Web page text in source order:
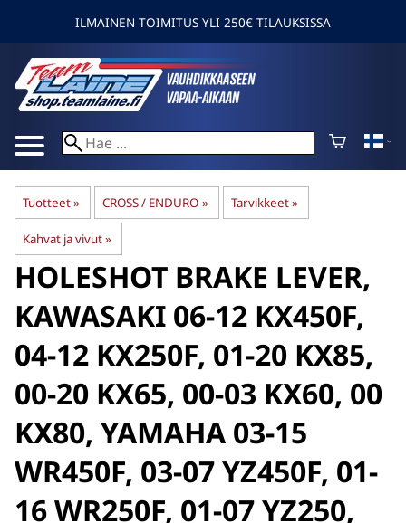
ILMAINEN TOIMITUS YLI 250€ TILAUKSISSA
Tuotteet‪» CROSS / ENDURO ‪» Tarvikkeet‪»
Kahvat ja vivut‪»
HOLESHOT BRAKE LEVER,
KAWASAKI 06-12 KX450F,
04-12 KX250F, 01-20 KX85,
00-20 KX65, 00-03 KX60, 00
KX80, YAMAHA 03-15
WR450F, 03-07 YZ450F, 01-
16 WR250F, 01-07 YZ250,